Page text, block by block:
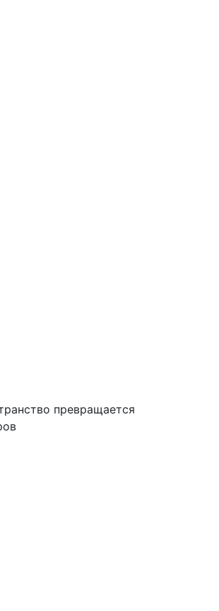
превращается